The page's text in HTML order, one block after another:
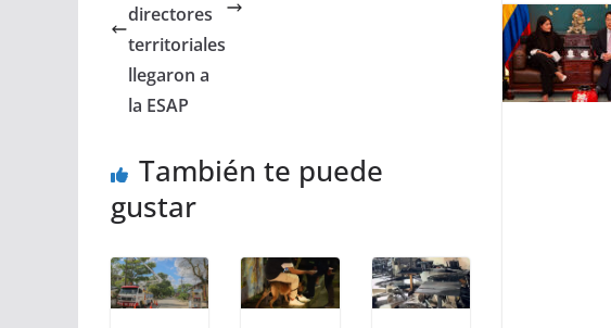
directores
territoriales
llegaron a
la ESAP
También te puede
gustar